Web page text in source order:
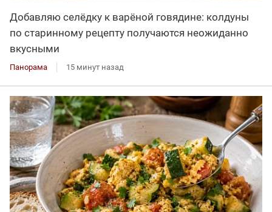
Добавляю селёдку к варёной говядине: колдуны
по старинному рецепту получаются неожиданно
вкусными
Панорама 15 минут назад